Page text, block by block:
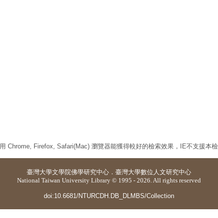
Chrome, Firefox, Safari(Mac) 瀏覽器能獲得較好的檢索效果，IE不支援本檢
臺灣大學文學院佛學研究中心 ． 臺灣大學數位人文研究中心
National Taiwan University Library © 1995 - 2026. All rights reserved
doi:10.6681/NTURCDH.DB_DLMBS/Collection